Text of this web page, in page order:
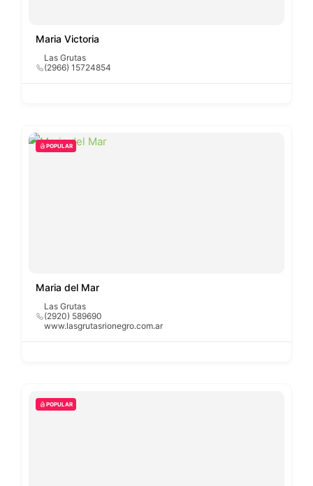
Maria Victoria
Las Grutas
(2966) 15724854
POPULAR
Maria del Mar
Las Grutas
(2920) 589690
www.lasgrutasrionegro.com.ar
POPULAR